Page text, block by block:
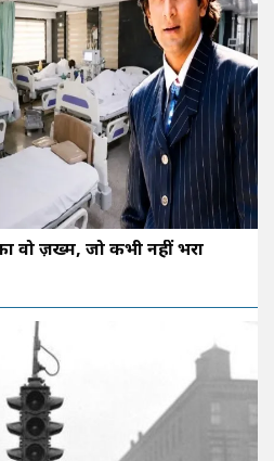
वो ज़ख्म, जो कभी नहीं भरा